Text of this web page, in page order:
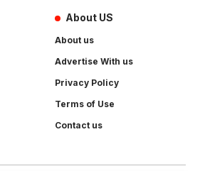
About US
About us
Advertise With us
Privacy Policy
Terms of Use
Contact us